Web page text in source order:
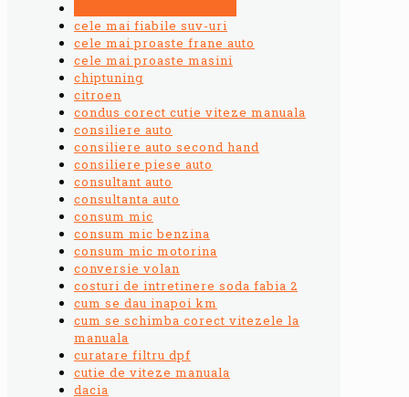
cele mai fiabile suv-uri
cele mai proaste frane auto
cele mai proaste masini
chiptuning
citroen
condus corect cutie viteze manuala
consiliere auto
consiliere auto second hand
consiliere piese auto
consultant auto
consultanta auto
consum mic
consum mic benzina
consum mic motorina
conversie volan
costuri de intretinere soda fabia 2
cum se dau inapoi km
cum se schimba corect vitezele la
manuala
curatare filtru dpf
cutie de viteze manuala
dacia